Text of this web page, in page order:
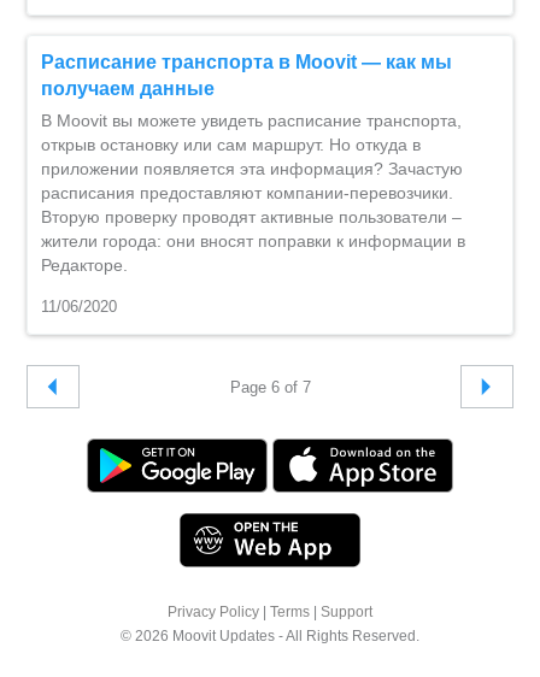
Расписание транспорта в Moovit — как мы
получаем данные
В Moovit вы можете увидеть расписание транспорта,
открыв остановку или сам маршрут. Но откуда в
приложении появляется эта информация? Зачастую
расписания предоставляют компании-перевозчики.
Вторую проверку проводят активные пользователи –
жители города: они вносят поправки к информации в
Редакторе.
11/06/2020
Page 6 of 7
Privacy Policy Terms
Support
© 2026 Moovit Updates - All Rights Reserved.